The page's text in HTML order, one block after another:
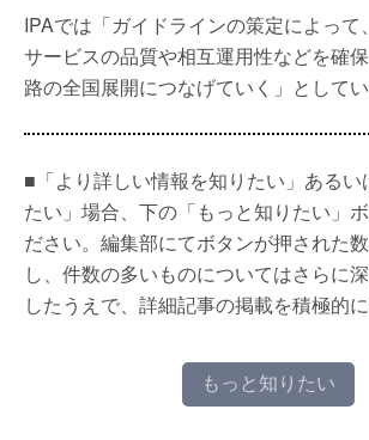
IPAでは「ガイドラインの策定によって
サービスの品質や相互運用性などを確
路の全国展開につなげていく」としてい
■「より詳しい情報を知りたい」あるい
たい」場合、下の「もっと知りたい」
ださい。編集部にてボタンが押された
し、件数の多いものについてはさらに
したうえで、詳細記事の掲載を積極的に
もっと知りたい